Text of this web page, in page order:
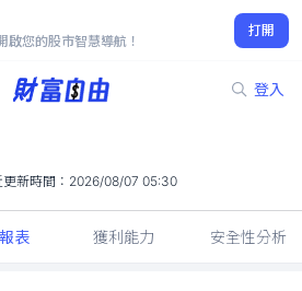
啟您的股市智慧導航！
打開
登入
-0.88%
新時間： 2026/08/07 05:30
表 獲利能力 安全性分析